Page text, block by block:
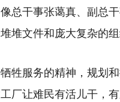
总干事张蔼真、副总
堆文件和庞大复杂的组
牲服务的精神，规划
厂让难民有活儿干，